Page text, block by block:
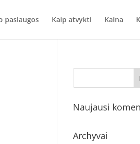
paslaugos Kaip atvykti Kaina
Naujausi
Archyvai